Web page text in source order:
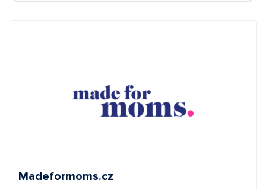
Madeformoms.cz